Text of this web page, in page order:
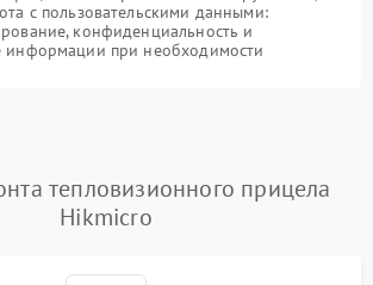
с пользовательскими данными:
конфиденциальность и
информации при необходимости
тепловизионного прицела
Hikmicro